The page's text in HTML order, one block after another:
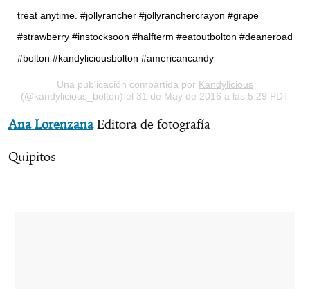
treat anytime. #jollyrancher #jollyranchercrayon #grape
#strawberry #instocksoon #halfterm #eatoutbolton #deaneroad
#bolton #kandyliciousbolton #americancandy
Una publicación compartida por Kandylicious
(@kandylicious_bolton) el 31 de May de 2016 a las 5:29 PDT
Ana LorenzanaEditora de fotografía
Quipitos